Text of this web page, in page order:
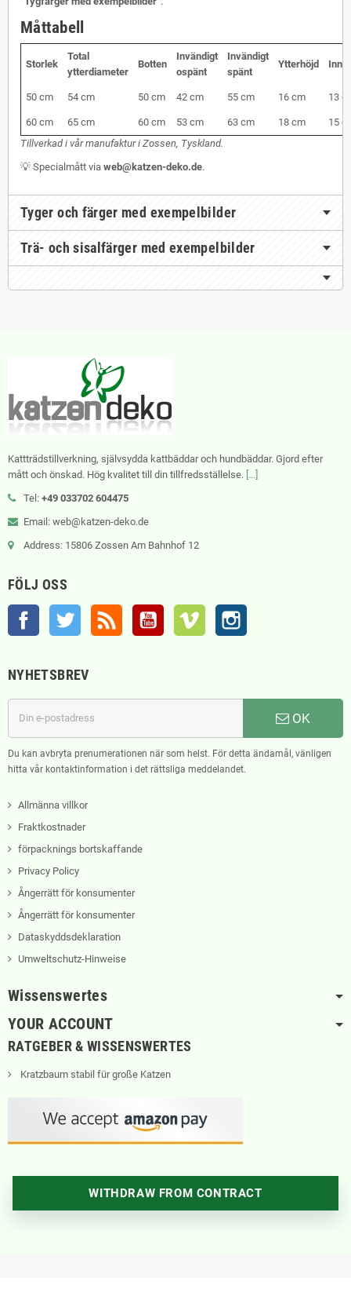
Måttabell
Storlek
Total
ytterdiameter
Botten
Invändigt
ospänt
Invändigt
spänt
Ytterhöjd
50 cm 54 cm 50 cm 42 cm 55 cm 16 cm 13
60 cm 65 cm 60 cm 53 cm 63 cm 18 cm
15
Tillverkad i vår manufaktur i Zossen, Tyskland.
💡 Specialmått via web@katzen-deko.de.
Tyger och färger med exempelbilder
Trä- och sisalfärger med exempelbilder
Kattträdstillverkning, självsydda kattbäddar och hundbäddar. Gjord efter
mått och önskad. Hög kvalitet till din tillfredsställelse. [...]
Tel: +49 033702 604475
Email: web@katzen-deko.de
Address: 15806 Zossen Am Bahnhof 12
FÖLJ OSS
Facebook Twitter RSS YouTube Vimeo
NYHETSBREV
OK
Du kan avbryta prenumerationen när som helst. För detta ändamål, vänligen
hitta vår kontaktinformation i det rättsliga meddelandet.
Allmänna villkor
Fraktkostnader
förpacknings bortskaffande
Privacy Policy
Ångerrätt för konsumenter
Ångerrätt för konsumenter
Dataskyddsdeklaration
Umweltschutz-Hinweise
Wissenswertes
YOUR ACCOUNT
RATGEBER & WISSENSWERTES
Kratzbaum stabil für große Katzen
WITHDRAW FROM CONTRACT